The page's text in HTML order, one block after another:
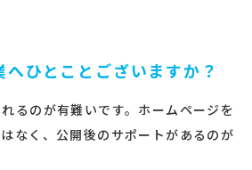
ひとことございますか？
るのが有難いです。ホームページを
なく、公開後のサポートがあるのが